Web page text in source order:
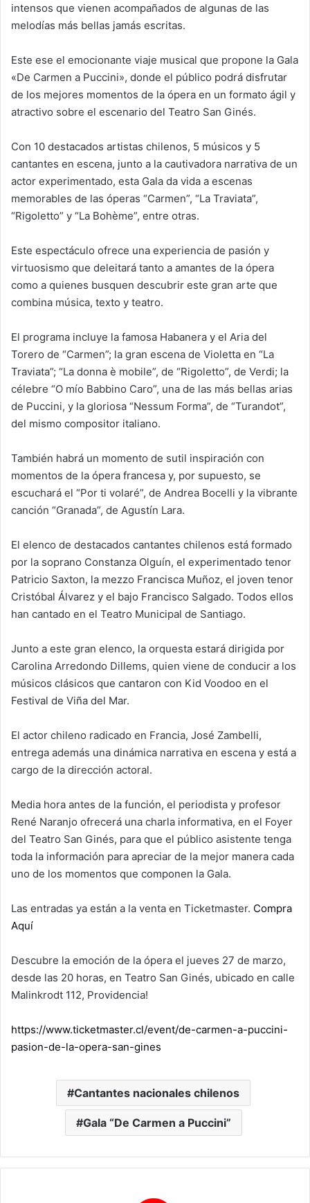
intensos que vienen acompañados de algunas de las
melodías más bellas jamás escritas.
Este ese el emocionante viaje musical que propone la Gala
«De Carmen a Puccini», donde el público podrá disfrutar
de los mejores momentos de la ópera en un formato ágil y
atractivo sobre el escenario del Teatro San Ginés.
Con 10 destacados artistas chilenos, 5 músicos y 5
cantantes en escena, junto a la cautivadora narrativa de un
actor experimentado, esta Gala da vida a escenas
memorables de las óperas “Carmen”, “La Traviata”,
“Rigoletto” y “La Bohème”, entre otras.
Este espectáculo ofrece una experiencia de pasión y
virtuosismo que deleitará tanto a amantes de la ópera
como a quienes busquen descubrir este gran arte que
combina música, texto y teatro.
El programa incluye la famosa Habanera y el Aria del
Torero de “Carmen”; la gran escena de Violetta en “La
Traviata”; “La donna è mobile”, de “Rigoletto”, de Verdi; la
célebre “O mío Babbino Caro”, una de las más bellas arias
de Puccini, y la gloriosa “Nessum Forma”, de “Turandot”,
del mismo compositor italiano.
También habrá un momento de sutil inspiración con
momentos de la ópera francesa y, por supuesto, se
escuchará el “Por ti volaré”, de Andrea Bocelli y la vibrante
canción “Granada”, de Agustín Lara.
El elenco de destacados cantantes chilenos está formado
por la soprano Constanza Olguín, el experimentado tenor
Patricio Saxton, la mezzo Francisca Muñoz, el joven tenor
Cristóbal Álvarez y el bajo Francisco Salgado. Todos ellos
han cantado en el Teatro Municipal de Santiago.
Junto a este gran elenco, la orquesta estará dirigida por
Carolina Arredondo Dillems, quien viene de conducir a los
músicos clásicos que cantaron con Kid Voodoo en el
Festival de Viña del Mar.
El actor chileno radicado en Francia, José Zambelli,
entrega además una dinámica narrativa en escena y está a
cargo de la dirección actoral.
Media hora antes de la función, el periodista y profesor
René Naranjo ofrecerá una charla informativa, en el Foyer
del Teatro San Ginés, para que el público asistente tenga
toda la información para apreciar de la mejor manera cada
uno de los momentos que componen la Gala.
Las entradas ya están a la venta en Ticketmaster. Compra
Aquí
Descubre la emoción de la ópera el jueves 27 de marzo,
desde las 20 horas, en Teatro San Ginés, ubicado en calle
Malinkrodt 112, Providencia!
https://www.ticketmaster.cl/event/de-carmen-a-puccini-
pasion-de-la-opera-san-gines
Cantantes nacionales chilenos
Gala “De Carmen a Puccini”